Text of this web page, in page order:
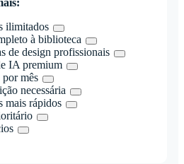
ilimitados
à biblioteca
de design profissionais
IA premium
mês
necessária
mais rápidos